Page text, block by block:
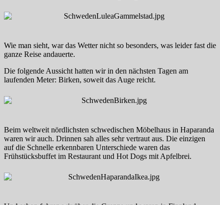
Wie man sieht, war das Wetter nicht so besonders, was leider fast die
ganze Reise andauerte.
Die folgende Aussicht hatten wir in den nächsten Tagen am
laufenden Meter: Birken, soweit das Auge reicht.
Beim weltweit nördlichsten schwedischen Möbelhaus in Haparanda
waren wir auch. Drinnen sah alles sehr vertraut aus. Die einzigen
auf die Schnelle erkennbaren Unterschiede waren das
Frühstücksbuffet im Restaurant und Hot Dogs mit Apfelbrei.